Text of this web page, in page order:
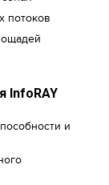
потоков
InfoRAY
и